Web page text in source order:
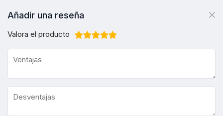
Añadir una reseña
Valora el producto